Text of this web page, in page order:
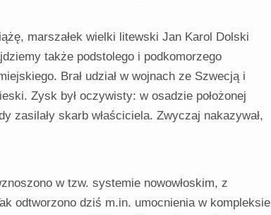
marszałek wielki litewski Jan Karol Dolski
także podstolego i podkomorzego
Brał udział w wojnach ze Szwecją i
Zysk był oczywisty: w osadzie położonej
zasilały skarb właściciela. Zwyczaj nakazywał,
w tzw. systemie nowowłoskim, z
odtworzono dziś m.in. umocnienia w kompleksie